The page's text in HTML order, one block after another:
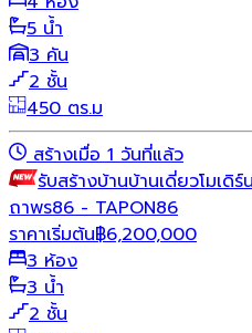
5 น้ำ
3 คัน
2 ชั้น
450 ตร.ม
สร้างเมื่อ 1 วันที่แล้ว
รับสร้างบ้านบ้านเดี่ยวโมเดิร์
ถาพร86 - TAPON86
ราคาเริ่มต้น฿6,200,000
3 ห้อง
3 น้ำ
2 ชั้น